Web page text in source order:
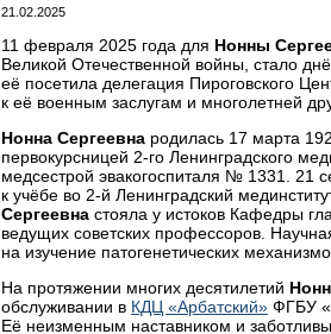
21.02.2025
11 февраля 2025 года для Нонны
Великой Отечественной войны, стало
её посетила делегация Пироговского
к её военным заслугам и многолетней
Нонна Сергеевна родилась 17 марта
первокурсницей 2-го Ленинградского
медсестрой эвакогоспиталя № 1331. 21
к учёбе во 2-й Ленинградский
Сергеевна стояла у истоков Кафедры
ведущих советских профессоров.
на изучение патогенетических
На протяжении многих десятилетий
обслуживании в КДЦ «Арбатский» ФГБУ
Её неизменным наставником и